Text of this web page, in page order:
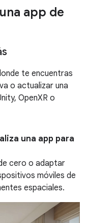
app de
te encuentras
o actualizar una
OpenXR o
una app para
cero o adaptar
móviles de
espaciales.